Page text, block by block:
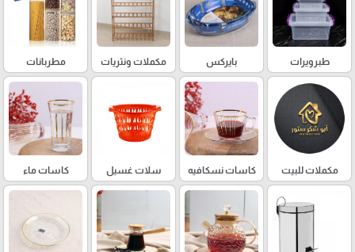
طبرويرات بايركس مكملات ونثريات مطربانات
مكملات للبيت كاسات نسكافيه سلات غسيل كاسات ماء